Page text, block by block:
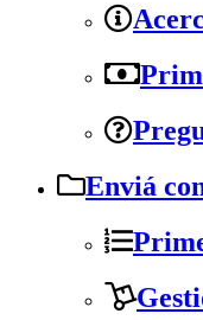
Enviá